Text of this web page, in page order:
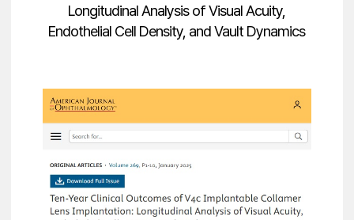
Longitudinal Analysis of Visual Acuity,
Endothelial Cell Density, and Vault Dynamics